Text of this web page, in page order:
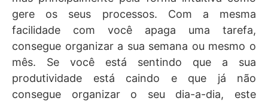
gere os seus processos. Com a mesma
facilidade com você apaga uma tarefa,
consegue organizar a sua semana ou mesmo o
mês. Se você está sentindo que a sua
produtividade está caindo e que já não
consegue organizar o seu dia-a-dia, este